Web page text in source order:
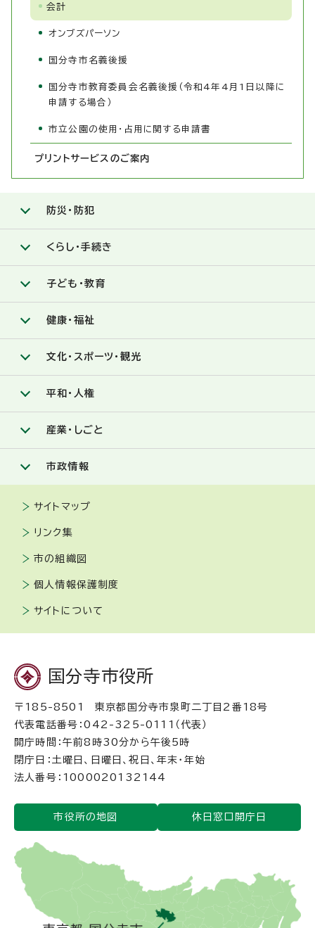
会計
オンブズパーソン
国分寺市名義後援
国分寺市教育委員会名義後援（令和4年4月1日以降に
申請する場合）
市立公園の使用・占用に関する申請書
プリントサービスのご案内
防災・防犯
くらし・手続き
子ども・教育
健康・福祉
文化・スポーツ・観光
平和・人権
産業・しごと
市政情報
サイトマップ
リンク集
市の組織図
個人情報保護制度
サイトについて
国分寺市役所
〒185-8501 東京都国分寺市泉町二丁目2番18号
代表電話番号：042-325-0111（代表）
開庁時間：午前8時30分から午後5時
閉庁日：土曜日、日曜日、祝日、年末・年始
法人番号：1000020132144
市役所の地図 休日窓口開庁日